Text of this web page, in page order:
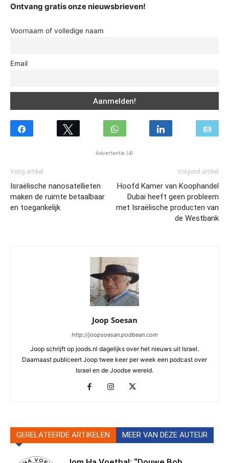
Ontvang gratis onze nieuwsbrieven!
Voornaam of volledige naam
Email
Advertentie (4)
Vorig artikel
Israëlische nanosatellieten
maken de ruimte betaalbaar
en toegankelijk
Volgend artikel
Hoofd Kamer van Koophandel
Dubai heeft geen probleem
met Israëlische producten van
de Westbank
Joop Soesan
http://joopsoesan.podbean.com
Joop schrijft op joods.nl dagelijks over het nieuws uit Israel.
Daarnaast publiceert Joop twee keer per week een podcast over
Israel en de Joodse wereld.
GERELATEERDE ARTIKELEN MEER VAN DEZE AUTEUR